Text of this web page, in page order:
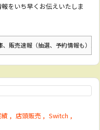
をいち早くお伝えいたしま
販売速報（抽選、予約情報も）
績 , 店頭販売 , Switch ,